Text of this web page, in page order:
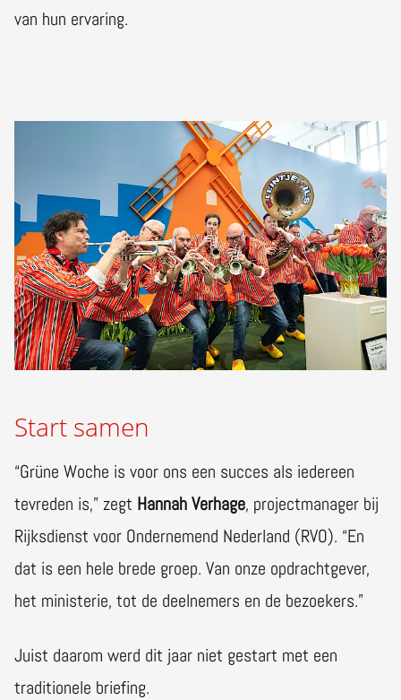
van hun ervaring.
Start samen
“Grüne Woche is voor ons een succes als iedereen
tevreden is,” zegt Hannah Verhage, projectmanager bij
Rijksdienst voor Ondernemend Nederland (RVO). “En
dat is een hele brede groep. Van onze opdrachtgever,
het ministerie, tot de deelnemers en de bezoekers.”
Juist daarom werd dit jaar niet gestart met een
traditionele briefing.